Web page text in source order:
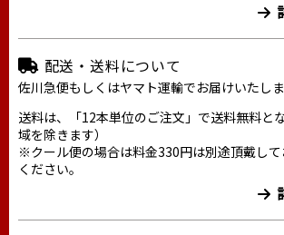
配送・送料について
佐川急便もしくはヤマト運輸でお届けいたしま
送料は、「12本単位のご注文」で送料無料と
域を除きます）
※クール便の場合は料金330円は別途頂戴し
ください。